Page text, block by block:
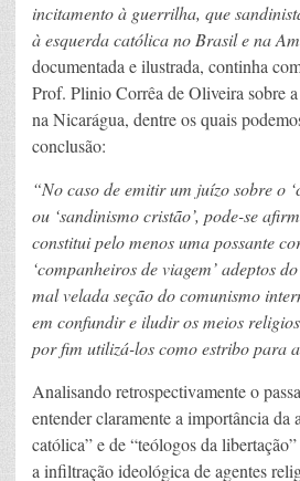
incitamento à guerrilha, que
à esquerda católica no Brasil e na
documentada e ilustrada, continha
Prof. Plinio Corrêa de Oliveira sobre a
na Nicarágua, dentre os quais
conclusão:
“No caso de emitir um juízo sobre o
ou ‘sandinismo cristão’, pode-se
constitui pelo menos uma possante
‘companheiros de viagem’ adeptos
mal velada seção do comunismo
em confundir e iludir os meios
por fim utilizá-los como estribo para
Analisando retrospectivamente o
entender claramente a importância da
católica” e de “teólogos da
a infiltração ideológica de agentes